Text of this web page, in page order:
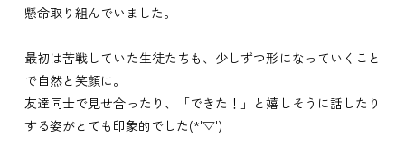
懸命取り組んでいました。
最初は苦戦していた生徒たちも、少しずつ形になっていくこと
で自然と笑顔に。
友達同士で見せ合ったり、「できた！」と嬉しそうに話したり
する姿がとても印象的でした(*'▽')